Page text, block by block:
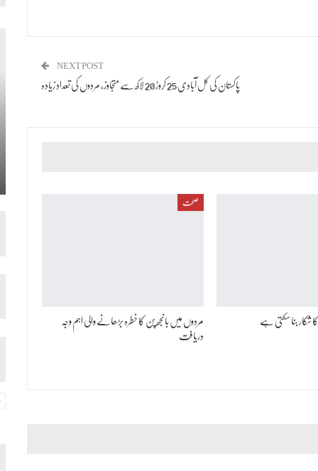
NEXT POST
پاکستان کی کل آبادی 25 کروڑ 20 لاکھ سے متجاوز، مردوں کی تعداد زیادہ
شکار بنا سکتی ہے
صحت
مردوں میں بانجھ پن کا خطرہ بڑھانے والی اہم وجہ
دریافت